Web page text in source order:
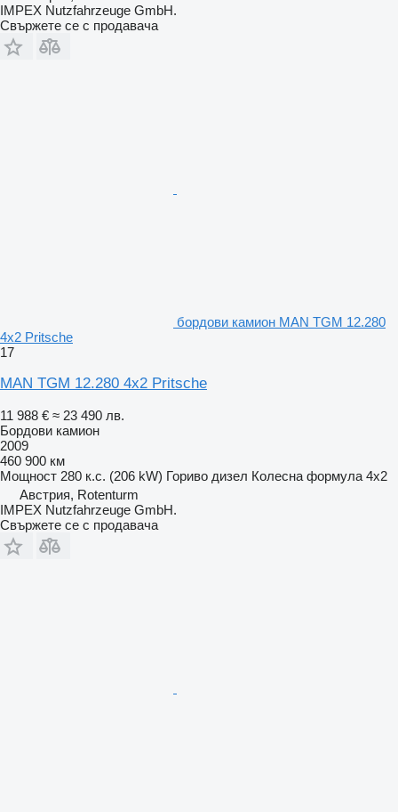
IMPEX Nutzfahrzeuge GmbH.
Свържете се с продавача
бордови камион MAN TGM 12.280
4x2 Pritsche
17
MAN TGM 12.280 4x2 Pritsche
11 988 € ≈ 23 490 лв.
Бордови камион
2009
460 900 км
Мощност 280 к.с. (206 kW) Гориво дизел Колесна формула 4x2
Австрия, Rotenturm
IMPEX Nutzfahrzeuge GmbH.
Свържете се с продавача